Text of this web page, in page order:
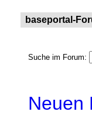
baseportal-
Suche im Forum:
Neuen